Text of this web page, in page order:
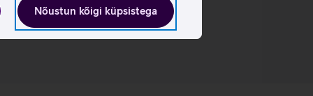
Nõustun kõigi küpsistega